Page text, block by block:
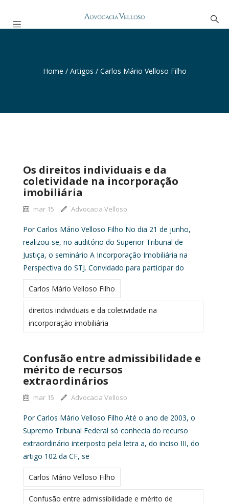
Home / Artigos / Carlos Mário Velloso Filho
Os direitos individuais e da
coletividade na incorporação
imobiliária
mar 15 Advocacia Velloso
Por Carlos Mário Velloso Filho No dia 21 de junho,
realizou-se, no auditório do Superior Tribunal de
Justiça, o seminário A Incorporação Imobiliária na
Perspectiva do STJ. Convidado para participar do
Carlos Mário Velloso Filho
direitos individuais e da coletividade na
incorporação imobiliária
Confusão entre admissibilidade e
mérito de recursos
extraordinários
mar 15 Advocacia Velloso
Por Carlos Mário Velloso Filho Até o ano de 2003, o
Supremo Tribunal Federal só conhecia do recurso
extraordinário interposto pela letra a, do inciso III, do
artigo 102 da CF, se
Carlos Mário Velloso Filho
Confusão entre admissibilidade e mérito de